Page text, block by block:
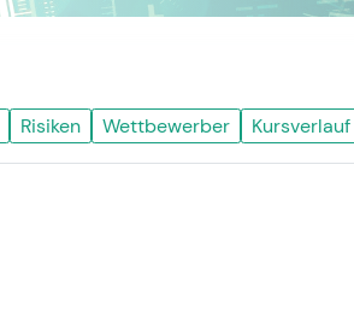
Risiken Wettbewerber Kursverlauf